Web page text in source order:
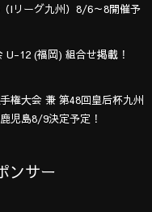
Iリーグ九州）8/6～8開催予
U-12 (福岡) 組合せ掲載！
権大会 兼 第48回皇后杯九州
児島8/9決定予定！
ンサー